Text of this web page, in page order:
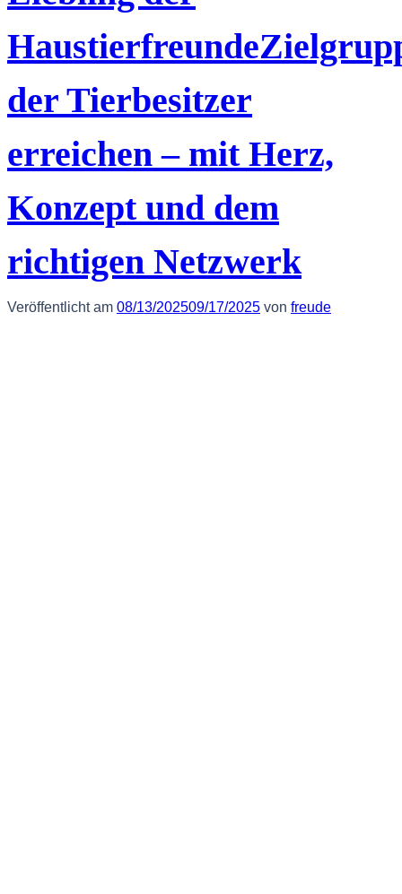
der Tierbesitzer
erreichen – mit Herz,
Konzept und dem
richtigen Netzwerk
Veröffentlicht am 08/13/202509/17/2025 von freude